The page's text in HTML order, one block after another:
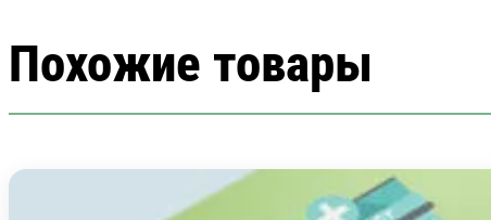
Похожие товары